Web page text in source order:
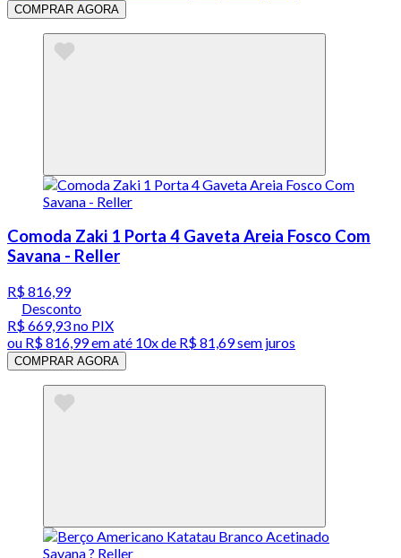
COMPRAR AGORA
Comoda Zaki 1 Porta 4 Gaveta Areia Fosco Com
Savana - Reller
R$ 816,99
Desconto
R$ 669,93no PIX
ou R$ 816,99em até 10x de R$ 81,69 sem juros
COMPRAR AGORA